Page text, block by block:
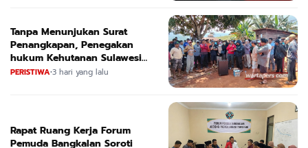
Tanpa Menunjukan Surat
Penangkapan, Penegakan
hukum Kehutanan Sulawesi
Selatan Culik Petani Ladah Di
PERISTIWA•3 hari yang lalu
Rapat Ruang Kerja Forum
Pemuda Bangkalan Soroti